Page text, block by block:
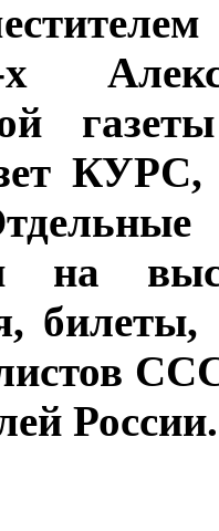
на
России.